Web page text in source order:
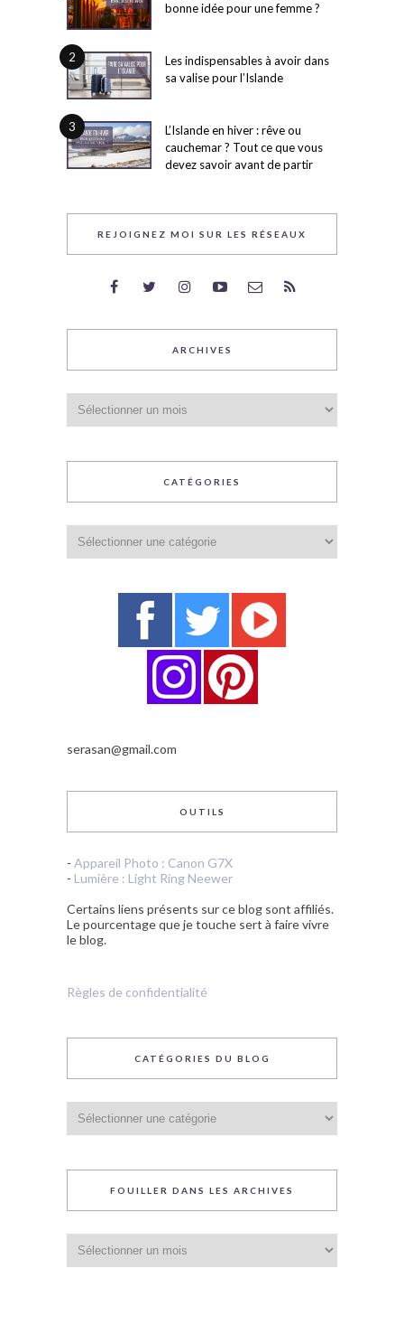
bonne idée pour une femme ?
2
Les indispensables à avoir dans
sa valise pour l’Islande
3
L’Islande en hiver : rêve ou
cauchemar ? Tout ce que vous
devez savoir avant de partir
REJOIGNEZ MOI SUR LES RÉSEAUX
ARCHIVES
CATÉGORIES
serasan@gmail.com
OUTILS
- Appareil Photo : Canon G7X
- Lumière : Light Ring Neewer
Certains liens présents sur ce blog sont affiliés.
Le pourcentage que je touche sert à faire vivre
le blog.
Règles de confidentialité
CATÉGORIES DU BLOG
du
blog
FOUILLER DANS LES ARCHIVES
dans
les